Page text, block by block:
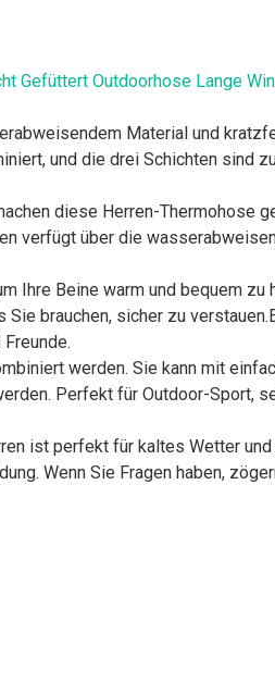
Gefüttert Outdoorhose Lange
Material und
und die drei Schichten sind
diese Herren-Thermohose
verfügt über die
Ihre Beine warm und bequem
brauchen, sicher zu
werden. Sie kann mit
Perfekt für Outdoor-Sport,
ist perfekt für kaltes Wetter
Wenn Sie Fragen haben,